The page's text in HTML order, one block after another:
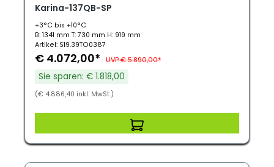
Karina-137QB-SP
+3°C bis +10°C
B: 1341 mm T: 730 mm H: 919 mm
Artikel: S19.39TO0387
€ 4.072,00* UVP € 5.890,00*
Sie sparen: € 1.818,00
(€ 4.886,40 inkl. MwSt.)